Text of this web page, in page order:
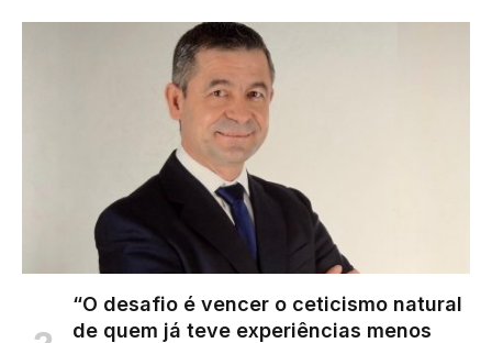
“O desafio é vencer o ceticismo natural
de quem já teve experiências menos